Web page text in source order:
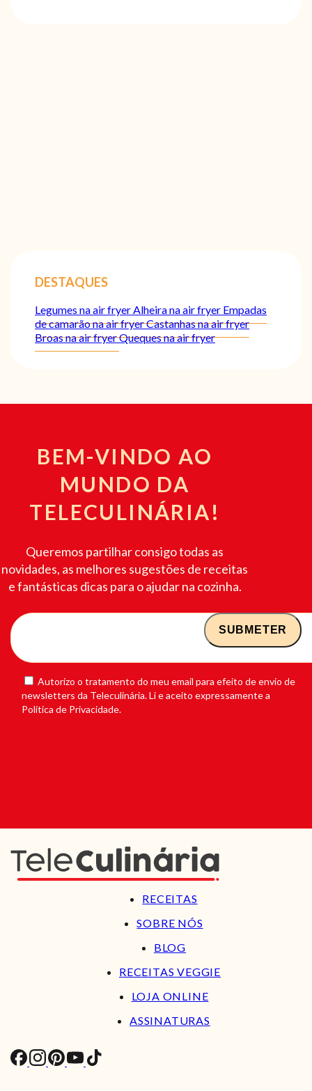
DESTAQUES
Legumes na air fryerAlheira na air fryer Empadas
de camarão na air fryerCastanhas na air fryer
Broas na air fryerQueques na air fryer
BEM-VINDO AO
MUNDO DA
TELECULINÁRIA!
Queremos partilhar consigo todas as
novidades, as melhores sugestões de receitas
e fantásticas dicas para o ajudar na cozinha.
Autorizo o tratamento do meu email para efeito de envio de
newsletters da Teleculinária. Li e aceito expressamente a
Política de Privacidade.
RECEITAS
SOBRE NÓS
BLOG
RECEITAS VEGGIE
LOJA ONLINE
ASSINATURAS